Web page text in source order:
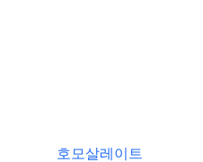
호모살레이트